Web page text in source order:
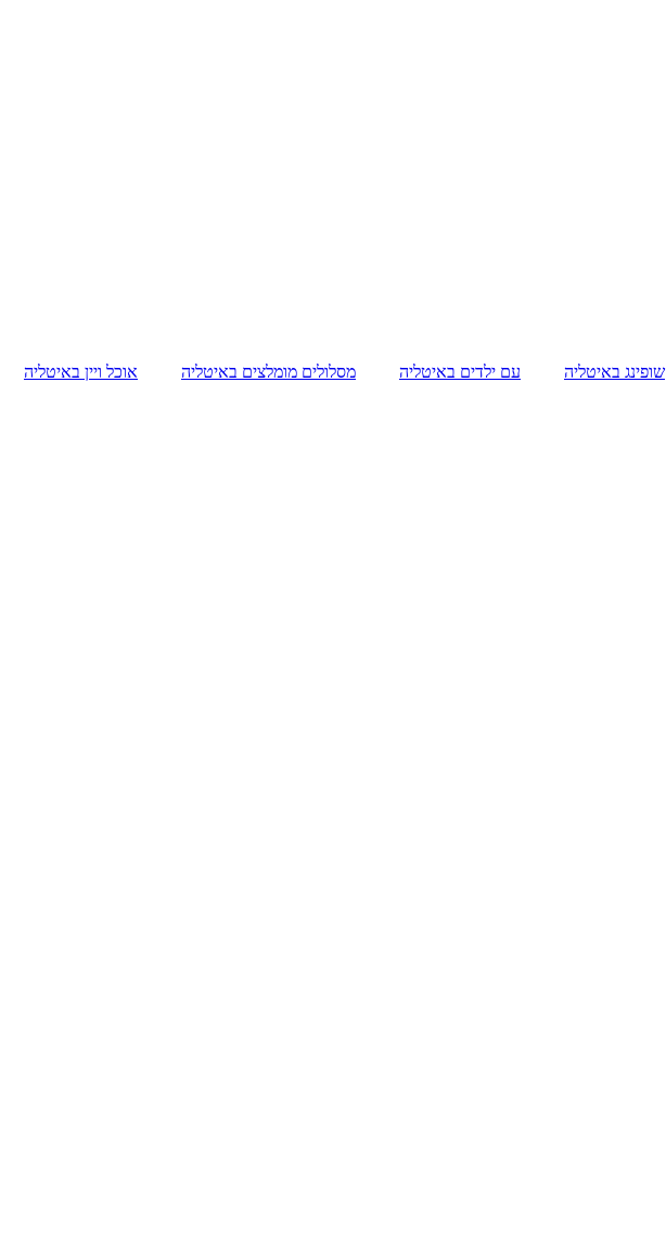
שופינג באיטליה עם ילדים באיטליה מסלולים מומלצים באיטליה אוכל ויין באיטליה